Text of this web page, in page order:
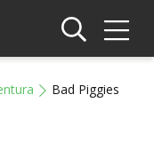
Bad Piggies